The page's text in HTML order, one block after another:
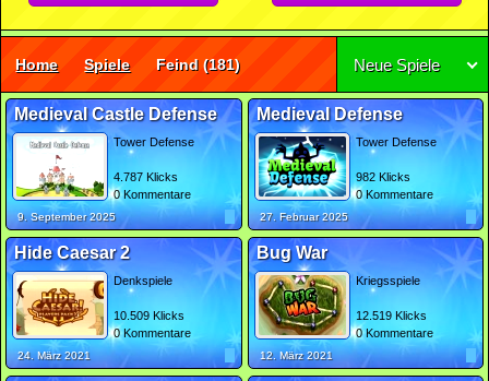
Home Spiele Feind (181) Neue Spiele
Medieval Castle Defense
Tower Defense
4.787 Klicks
0 Kommentare
9. September 2025
Medieval Defense
Tower Defense
982 Klicks
0 Kommentare
27. Februar 2025
Hide Caesar 2
Denkspiele
10.509 Klicks
0 Kommentare
24. März 2021
Bug War
Kriegsspiele
12.519 Klicks
0 Kommentare
12. März 2021